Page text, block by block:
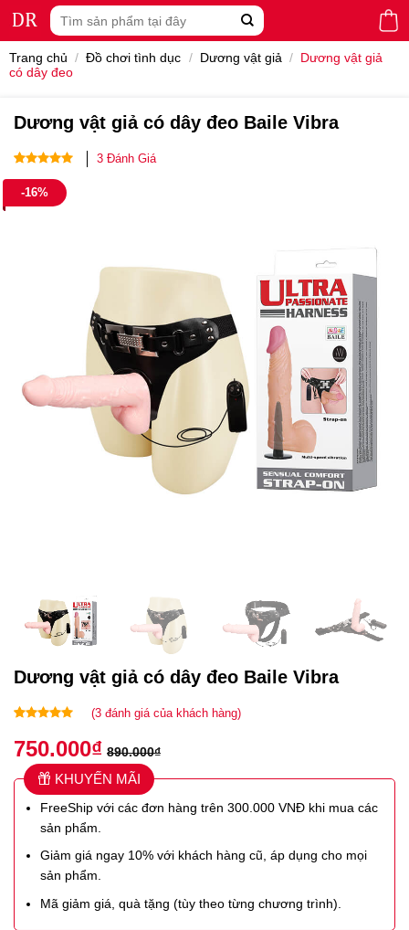
Tìm
kiếm:
Trang chủ / Đồ chơi tình dục / Dương vật giả / Dương vật giả
có dây đeo
Dương vật giả có dây đeo Baile Vibra
5.00trên 5
dựa trên
3
đánh giá
3Đánh Giá
-16%
Dương vật giả có dây đeo Baile Vibra
dựa trên
đánh giá
(3đánh giá của khách hàng)
750.000₫ 890.000₫
KHUYẾN MÃI
FreeShip với các đơn hàng trên 300.000 VNĐ khi mua các
sản phẩm.
Giảm giá ngay 10% với khách hàng cũ, áp dụng cho mọi
sản phẩm.
Mã giảm giá, quà tặng (tùy theo từng chương trình).